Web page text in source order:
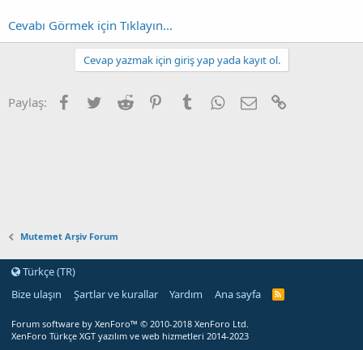
Cevabı Görmek için Tıklayın...
Cevap yazmak için giriş yap yada kayıt ol.
Paylaş: Facebook
TwitterReddit PinterestTumblrWhatsApp
E-posta
Mutemet Arşiv Forum
Türkçe (TR)
Bize ulaşın
Şartlar ve kurallar Yardım Ana sayfa
Forum software by XenForo™ © 2010-2018 XenForo Ltd.
XenForo Türkçe XGT yazılım ve web hizmetleri 2014-2023